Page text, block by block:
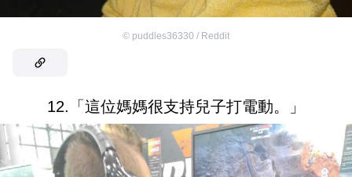
© puddles36330 / Reddit
12.「這位媽媽很支持兒子打電動。」